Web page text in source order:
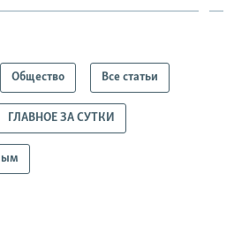
Общество Все статьи
ГЛАВНОЕ ЗА СУТКИ